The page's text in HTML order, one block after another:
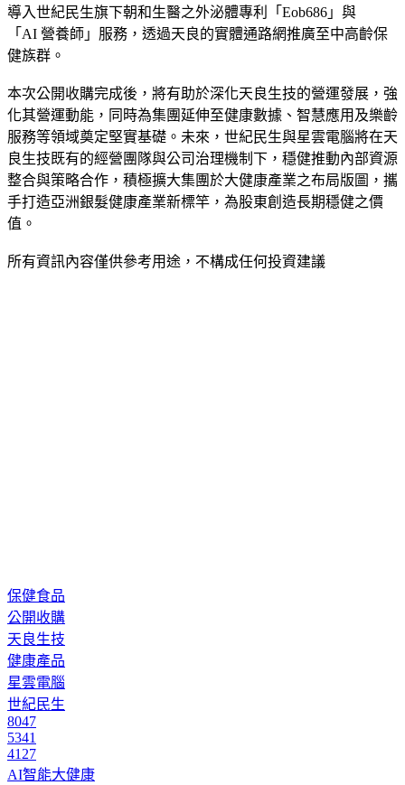
星雲電腦將合作推動其營運升級，加速高附加價值新品上市，
導入世紀民生旗下朝和生醫之外泌體專利「Eob686」與
「AI 營養師」服務，透過天良的實體通路網推廣至中高齡保
本次公開收購完成後，將有助於深化天良生技的營運發展，強
化其營運動能，同時為集團延伸至健康數據、智慧應用及樂齡
服務等領域奠定堅實基礎。未來，世紀民生與星雲電腦將在天
良生技既有的經營團隊與公司治理機制下，穩健推動內部資源
整合與策略合作，積極擴大集團於大健康產業之布局版圖，攜
手打造亞洲銀髮健康產業新標竿，為股東創造長期穩健之價
保健食品
公開收購
天良生技
健康產品
星雲電腦
世紀民生
8047
5341
4127